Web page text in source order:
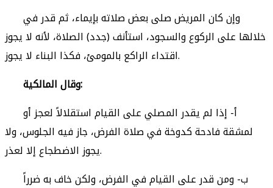
خلالها على الركوع والسجود، استأنف (جدد) الصلاة، لأنه لا يجوز
اقتداء الراكع بالمومئ، فكذا البناء لا يجوز.
وقال المالكية:
لمشقة فادحة كدوخة في صلاة الفرض، جاز فيه الجلوس، ولا
يجوز الاضطجاع إلا لعذر.